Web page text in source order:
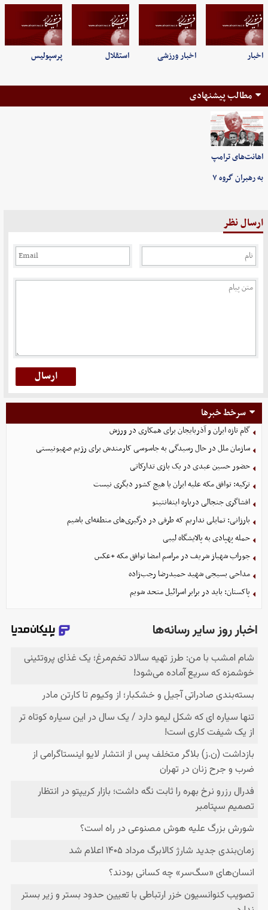
اخبار اخبار ورزشی استقلال پرسپولیس
مطالب پیشنهادی
اهانت‌های ترامپ
به رهبران گروه ۷
ارسال نظر
سرخط خبرها
گام تازه ایران و آذربایجان برای همکاری در ورزش
سازمان ملل در حال رسیدگی به جاسوسی کارمندش برای رژیم صهیونیستی
حضور حسین عبدی در یک بازی تدارکاتی
ترکیه: توافق مکه علیه ایران یا هیچ کشور دیگری نیست
افشاگری جنجالی درباره اینفانتینو
بارزانی: تمایلی نداریم که طرفی در درگیری‌های منطقه‌ای باشیم
حمله پهپادی به پالایشگاه لیبی
جوراب‌ شهباز شریف در مراسم امضا توافق‌ مکه +عکس
مداحی بسیجی شهید حمیدرضا رجب‌زاده
پاکستان: باید در برابر اسرائیل متحد شویم